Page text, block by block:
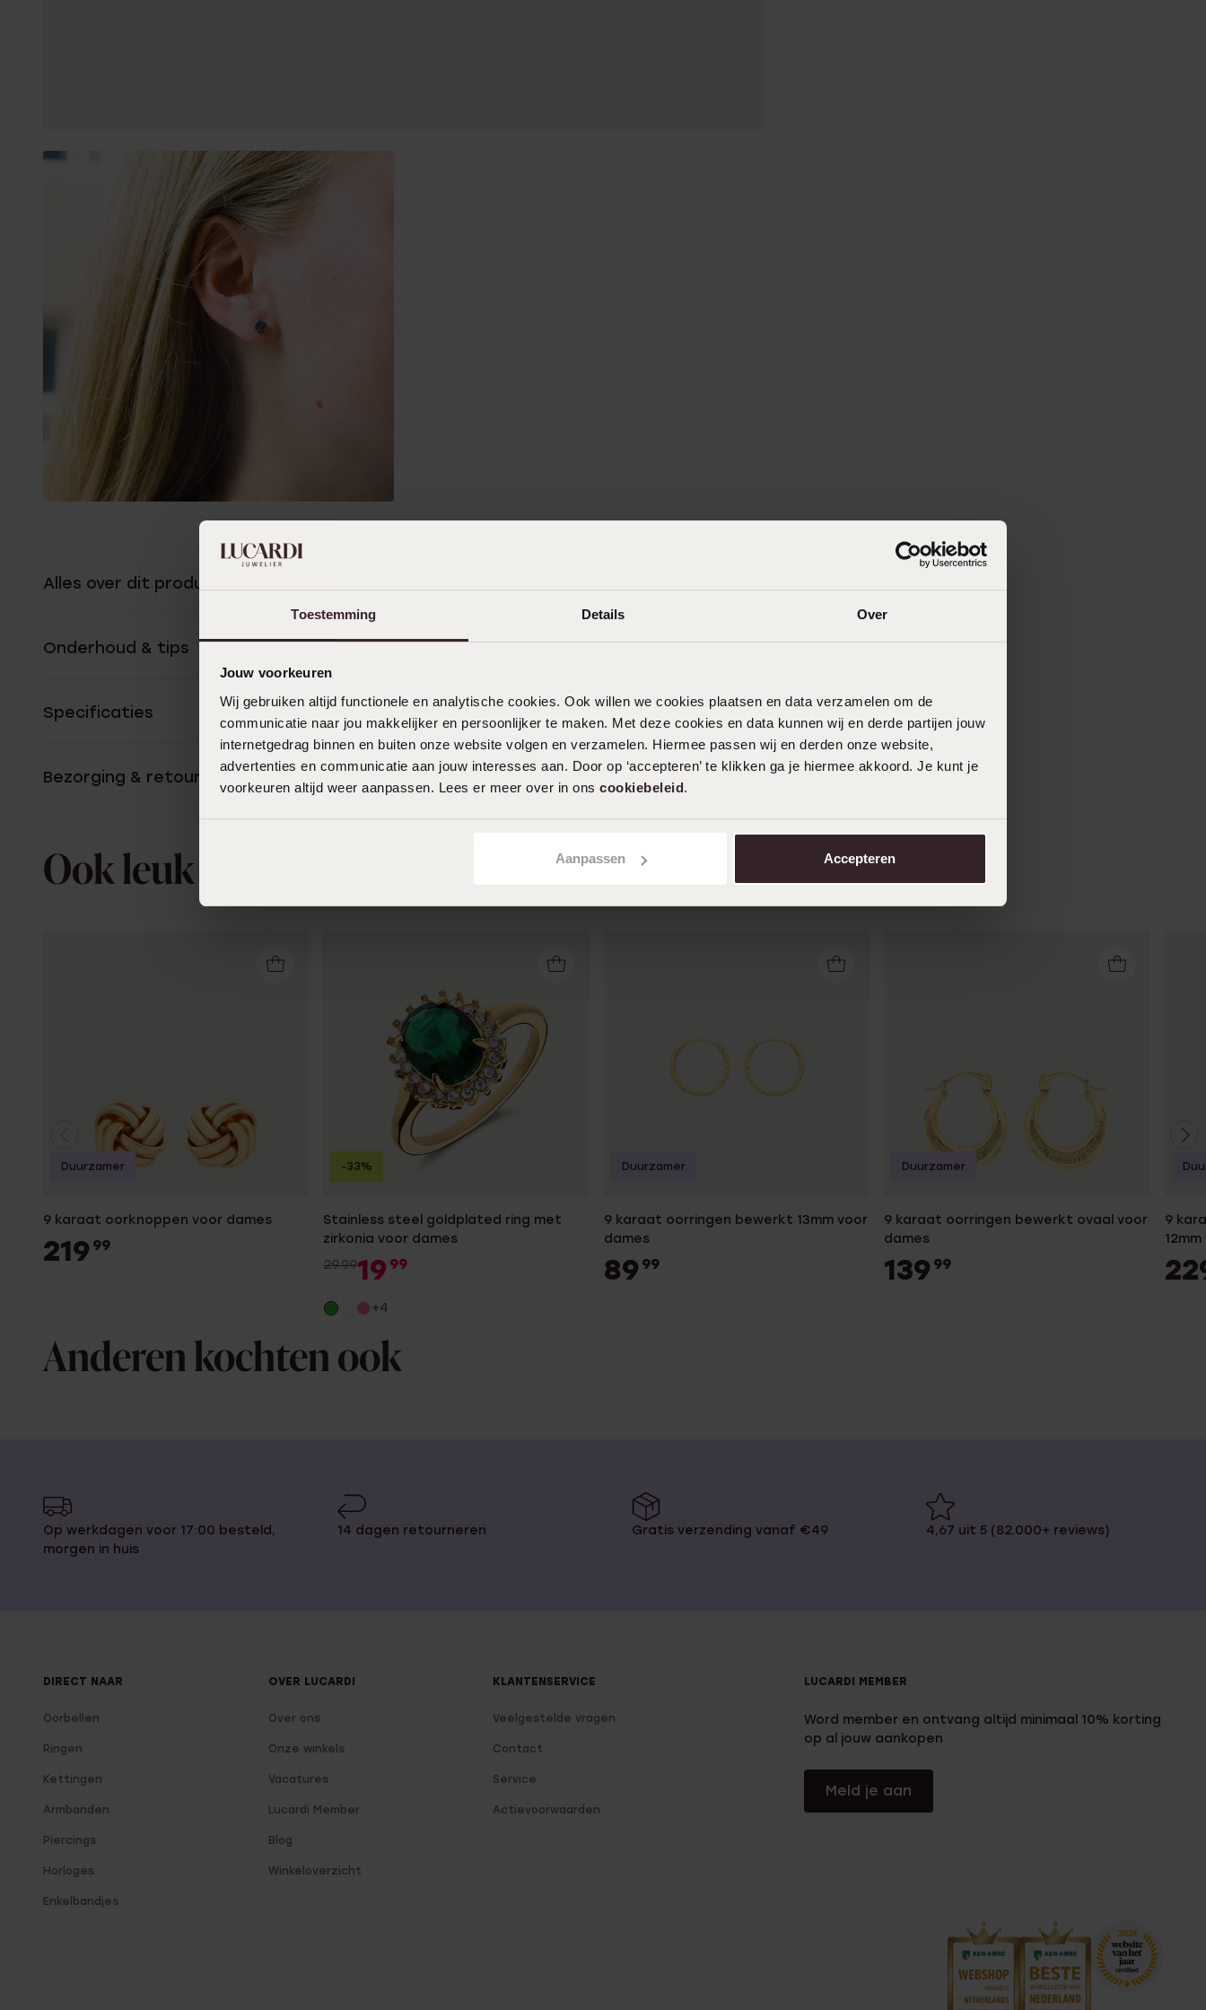
Toestemming Details Over
Jouw voorkeuren
Wij gebruiken altijd functionele en analytische cookies. Ook willen we cookies plaatsen en data verzamelen om de
communicatie naar jou makkelijker en persoonlijker te maken. Met deze cookies en data kunnen wij en derde partijen jouw
internetgedrag binnen en buiten onze website volgen en verzamelen. Hiermee passen wij en derden onze website,
advertenties en communicatie aan jouw interesses aan. Door op ‘accepteren’ te klikken ga je hiermee akkoord. Je kunt je
voorkeuren altijd weer aanpassen. Lees er meer over in ons cookiebeleid.
Aanpassen Accepteren
Alles over dit product
Onderhoud & tips
Specificaties
Bezorging & retourneren
Ook leuk voor jou
9 karaat oorknoppen voor dames
219 99
Duurzamer
Stainless steel goldplated ring met
zirkonia voor dames
29.9919 99
+4
-33%
9 karaat oorringen bewerkt 13mm voor
dames
89 99
Duurzamer
9 karaat oorringen bewerkt ovaal voor
dames
139 99
Duurzamer
9
Anderen kochten ook
Op werkdagen voor 17:00 besteld,
morgen in huis
14 dagen retourneren Gratis verzending vanaf €49 4,67 uit 5 (82.000+ reviews)
DIRECT NAAR
Oorbellen
Ringen
Kettingen
Armbanden
Piercings
Horloges
Enkelbandjes
OVER LUCARDI
Over ons
Onze winkels
Vacatures
Lucardi Member
Blog
Winkeloverzicht
KLANTENSERVICE
Veelgestelde vragen
Contact
Service
Actievoorwaarden
LUCARDI MEMBER
Word member en ontvang altijd minimaal 10% korting
op al jouw aankopen
Meld je aan